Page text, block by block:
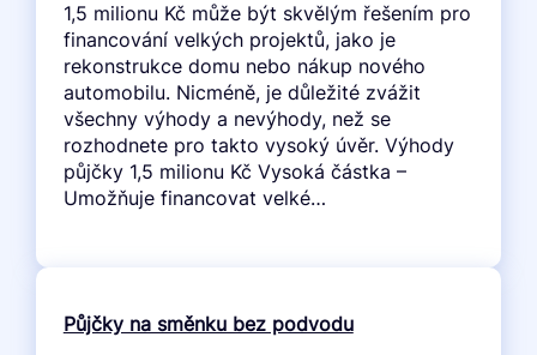
1,5 milionu Kč může být skvělým řešením pro
financování velkých projektů, jako je
rekonstrukce domu nebo nákup nového
automobilu. Nicméně, je důležité zvážit
všechny výhody a nevýhody, než se
rozhodnete pro takto vysoký úvěr. Výhody
půjčky 1,5 milionu Kč Vysoká částka –
Umožňuje financovat velké…
Půjčky na směnku bez podvodu